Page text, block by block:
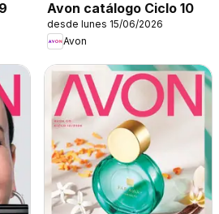
Avon catálogo Ciclo 10
desde lunes 15/06/2026
Avon